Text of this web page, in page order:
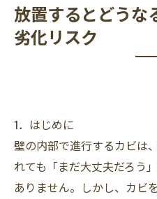
放置するとどうな
劣化リスク
1．はじめに
壁の内部で進行するカビは
れても「まだ大丈夫だろう
ありません。しかし、カビ